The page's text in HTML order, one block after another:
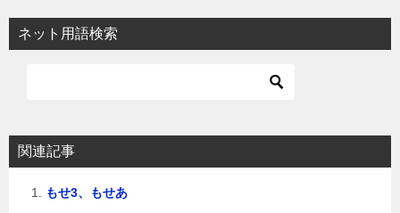
ネット用語検索
関連記事
もせ3、もせあ